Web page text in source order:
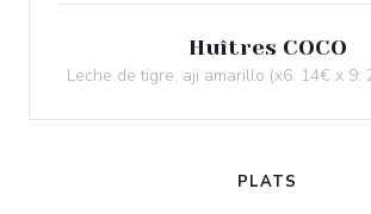
Huîtres COCO
Leche de tigre, aji amarillo (x6: 14€ x 9:
PLATS